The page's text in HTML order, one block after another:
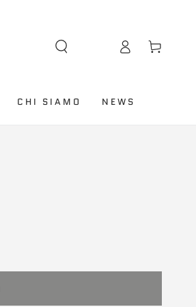
CHI SIAMO NEWS
AccessoCarello